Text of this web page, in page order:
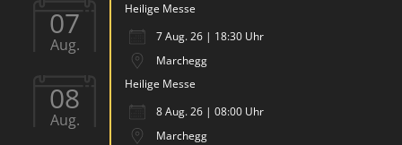
07
Aug.
Heilige Messe
7 Aug. 26 | 18:30 Uhr
Marchegg
08
Aug.
Heilige Messe
8 Aug. 26 | 08:00 Uhr
Marchegg